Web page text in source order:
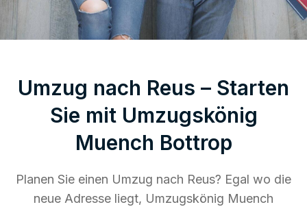
Umzug nach Reus – Starten
Sie mit Umzugskönig
Muench Bottrop
Planen Sie einen Umzug nach Reus? Egal wo die
neue Adresse liegt, Umzugskönig Muench